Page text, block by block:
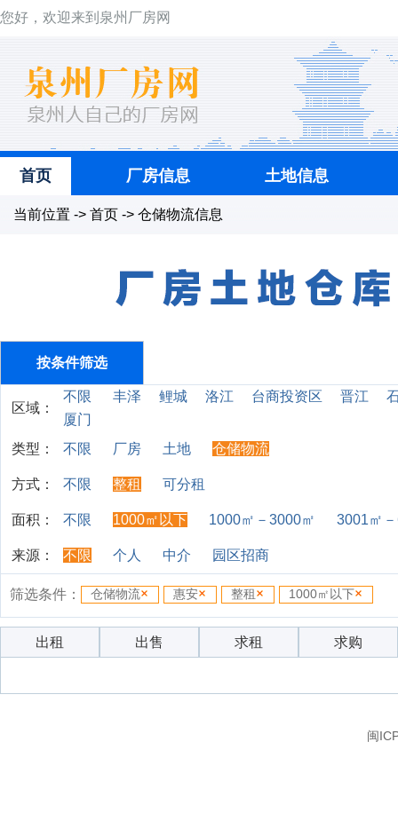
您好，欢迎来到泉州厂房网
首页 厂房信息 土地信息
当前位置 -> 首页 -> 仓储物流信息
按条件筛选
区域：
不限 丰泽 鲤城 洛江 台商投资区 晋江
厦门
类型：
不限 厂房 土地 仓储物流
方式： 不限 整租 可分租
面积： 不限 1000㎡以下 1000㎡－3000㎡ 3001㎡
来源： 不限 个人 中介 园区招商
筛选条件： 仓储物流 惠安 整租 1000㎡以下
出租 出售 求租 求购
闽